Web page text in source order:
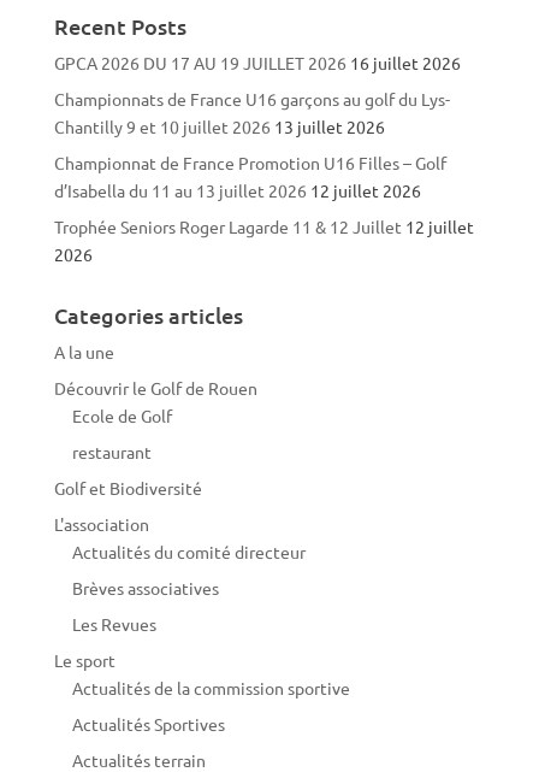
Recent Posts
GPCA 2026 DU 17 AU 19 JUILLET 2026 16 juillet 2026
Championnats de France U16 garçons au golf du Lys-
Chantilly 9 et 10 juillet 2026 13 juillet 2026
Championnat de France Promotion U16 Filles – Golf
d’Isabella du 11 au 13 juillet 2026 12 juillet 2026
Trophée Seniors Roger Lagarde 11 & 12 Juillet 12 juillet
2026
Categories articles
A la une
Découvrir le Golf de Rouen
Ecole de Golf
restaurant
Golf et Biodiversité
L'association
Actualités du comité directeur
Brèves associatives
Les Revues
Le sport
Actualités de la commission sportive
Actualités Sportives
Actualités terrain